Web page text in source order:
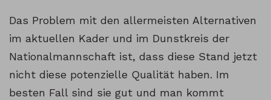
Das Problem mit den allermeisten Alternativen
im aktuellen Kader und im Dunstkreis der
Nationalmannschaft ist, dass diese Stand jetzt
nicht diese potenzielle Qualität haben. Im
besten Fall sind sie gut und man kommt